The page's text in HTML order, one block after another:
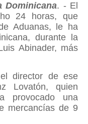
Dominicana. - El
24 horas, que
Aduanas, le ha
durante la
Abinader, más
director de ese
Lovatón, quien
provocado una
mercancías de 9